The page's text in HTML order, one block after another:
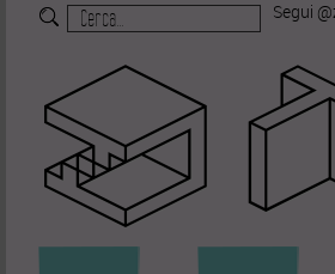
Segui